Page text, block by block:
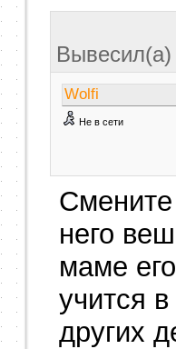
Вывесил(a)
Wolfi
Не в сети
него
маме
учится
других